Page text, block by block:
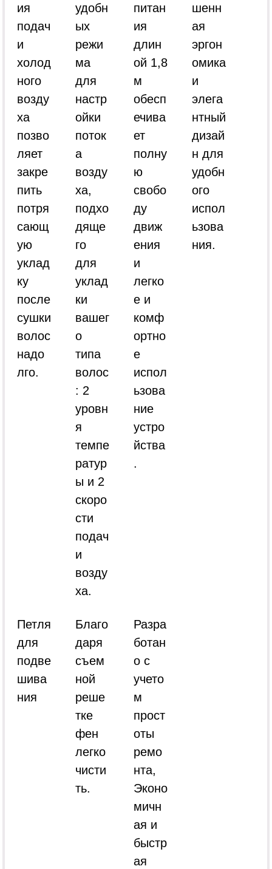
ия
подач
и
холод
ного
возду
ха
позво
ляет
закре
пить
потря
сающ
ую
уклад
ку
после
сушки
волос
надо
лго.
удобн
ых
режи
ма
для
настр
ойки
поток
а
возду
ха,
подхо
дяще
го
для
уклад
ки
вашег
о
типа
волос
: 2
уровн
я
темпе
ратур
ы и 2
скоро
сти
подач
и
возду
ха.
питан
ия
длин
ой 1,8
м
обесп
ечива
ет
полну
ю
свобо
ду
движ
ения
и
легко
е и
комф
ортно
е
испол
ьзова
ние
устро
йства
.
шенн
ая
эргон
омика
и
элега
нтный
дизай
н для
удобн
ого
испол
ьзова
ния.
Петля
для
подве
шива
ния
Благо
даря
съем
ной
реше
тке
фен
легко
чисти
ть.
Разра
ботан
о с
учето
м
прост
оты
ремо
нта,
Эконо
мичн
ая и
быстр
ая